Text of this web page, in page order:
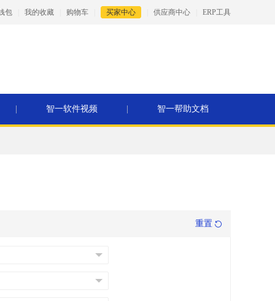
包 我的收藏 购物车 买家中心 供应商中心 ERP工具
智一软件视频 智一帮助文档
重置